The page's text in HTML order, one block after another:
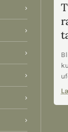
›
›
›
›
›
›